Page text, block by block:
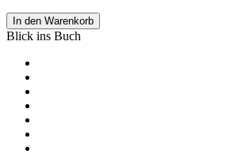
In den Warenkorb
Blick ins Buch